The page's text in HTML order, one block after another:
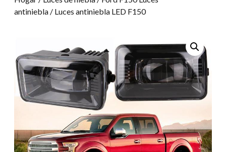
antiniebla / Luces antiniebla LED F150